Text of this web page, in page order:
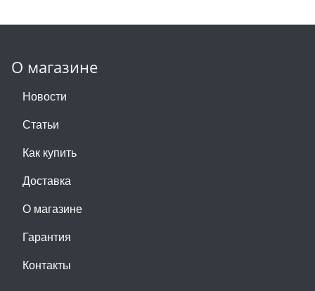
О магазине
Новости
Статьи
Как купить
Доставка
О магазине
Гарантия
Контакты